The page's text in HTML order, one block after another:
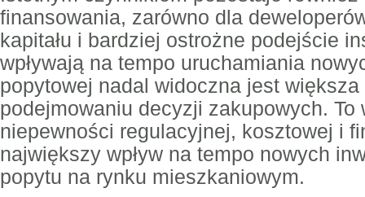
finansowania, zarówno dla
kapitału i bardziej ostrożne podejście
wpływają na tempo uruchamiania
popytowej nadal widoczna jest
podejmowaniu decyzji zakupowych. To
niepewności regulacyjnej, kosztowej i
największy wpływ na tempo nowych
popytu na rynku mieszkaniowym.